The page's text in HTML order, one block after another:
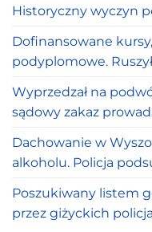
Historyczny wyczyn
Dofinansowane
podyplomowe.
Wyprzedzał na
sądowy zakaz
Dachowanie w
alkoholu. Policja
Poszukiwany listem
przez giżyckich